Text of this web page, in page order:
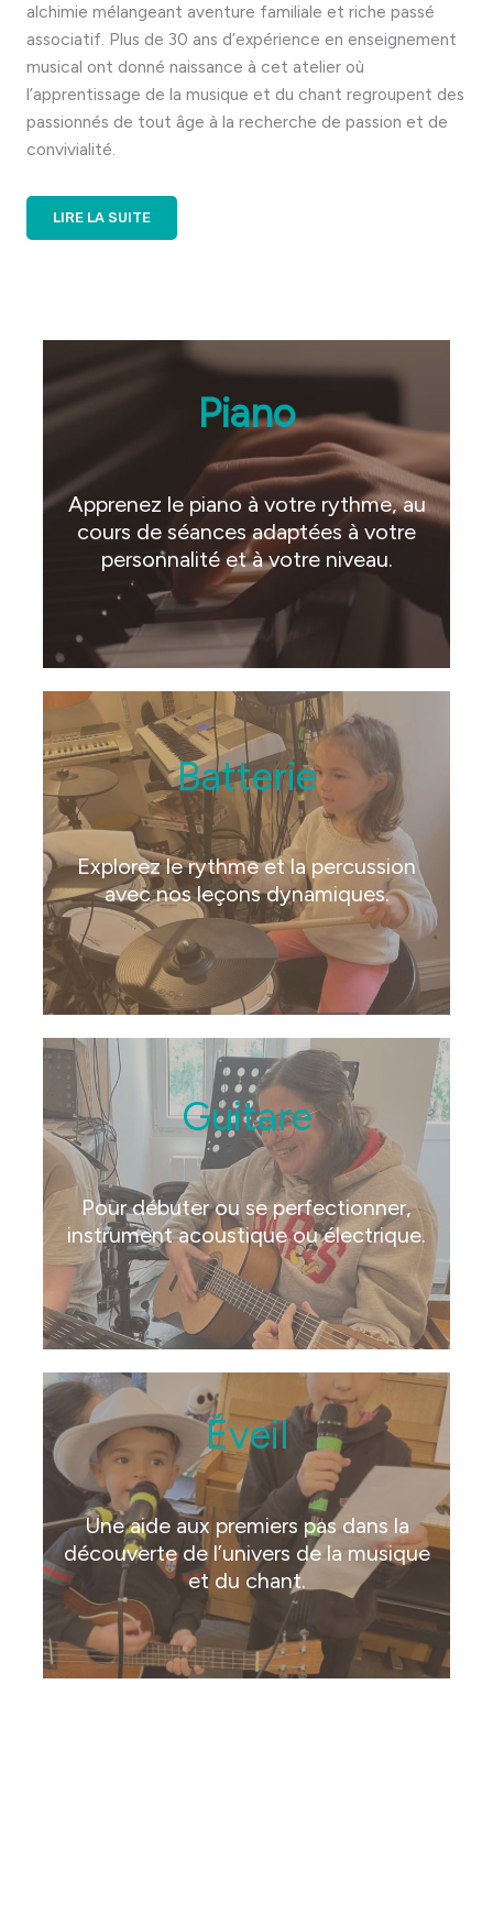
alchimie mélangeant aventure familiale et riche passé
associatif. Plus de 30 ans d’expérience en enseignement
musical ont donné naissance à cet atelier où
l’apprentissage de la musique et du chant regroupent des
passionnés de tout âge à la recherche de passion et de
convivialité.
LIRE LA SUITE
Piano
Apprenez le piano à votre rythme, au
cours de séances adaptées à votre
personnalité et à votre niveau.
Batterie
Explorez le rythme et la percussion
avec nos leçons dynamiques.
Guitare
Pour débuter ou se perfectionner,
instrument acoustique ou électrique.
Éveil
Une aide aux premiers pas dans la
découverte de l’univers de la musique
et du chant.